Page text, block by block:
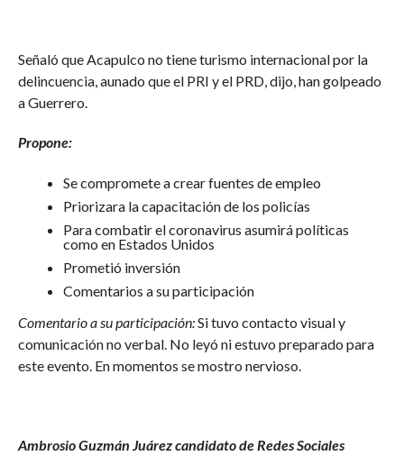
Señaló que Acapulco no tiene turismo internacional por la
delincuencia, aunado que el PRI y el PRD, dijo, han golpeado
a Guerrero.
Propone:
Se compromete a crear fuentes de empleo
Priorizara la capacitación de los policías
Para combatir el coronavirus asumirá políticas
como en Estados Unidos
Prometió inversión
Comentarios a su participación
Comentario a su participación:Si tuvo contacto visual y
comunicación no verbal. No leyó ni estuvo preparado para
este evento. En momentos se mostro nervioso.
Ambrosio Guzmán Juárez candidato de Redes Sociales